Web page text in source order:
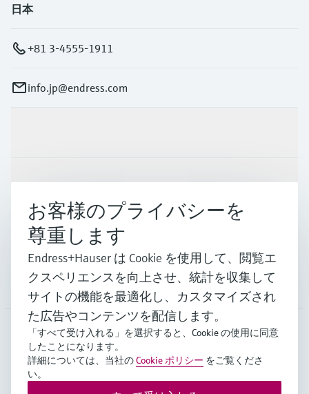
日本
+81 3-4555-1911
info.jp@endress.com
インダストリー
サポート
会社情報
JPN •日本語
お客様のプライバシーを
尊重します
Endress+Hauser は Cookie を使用して、閲覧エ
クスペリエンスを向上させ、統計を収集して
サイトの機能を最適化し、カスタマイズされ
た広告やコンテンツを配信します。
「すべて受け入れる」を選択すると、Cookie の使用に同意
したことになります。
詳細については、当社のCookie ポリシー をご覧くださ
い。